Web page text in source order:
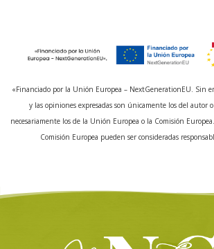
«Financiado por la Unión Europea – NextGenerationEU. Sin
y las opiniones expresadas son únicamente los del autor
necesariamente los de la Unión Europea o la Comisión
Comisión Europea pueden ser consideradas